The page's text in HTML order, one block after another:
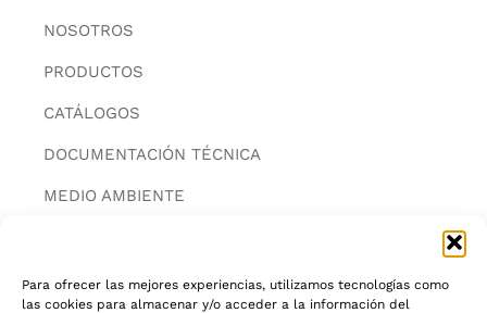
Para ofrecer las mejores experiencias, utilizamos tecnologías como
las cookies para almacenar y/o acceder a la información del
NOSOTROS
PRODUCTOS
CATÁLOGOS
DOCUMENTACIÓN TÉCNICA
MEDIO AMBIENTE